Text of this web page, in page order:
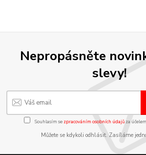
Nepropásněte
slevy!
Souhlasím se zpracováním osobních údajůza
Můžete se kdykoli odhlásit. Zasíláme